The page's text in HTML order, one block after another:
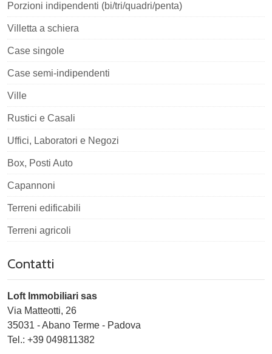
Porzioni indipendenti (bi/tri/quadri/penta)
Villetta a schiera
Case singole
Case semi-indipendenti
Ville
Rustici e Casali
Uffici, Laboratori e Negozi
Box, Posti Auto
Capannoni
Terreni edificabili
Terreni agricoli
Contatti
Loft Immobiliari sas
Via Matteotti, 26
35031 -Abano Terme - Padova
Tel.: +39 049811382